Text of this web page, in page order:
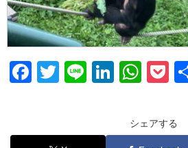
F
e
T
er
Li
Li
e
W
at
s
P
ck
et
シェアする